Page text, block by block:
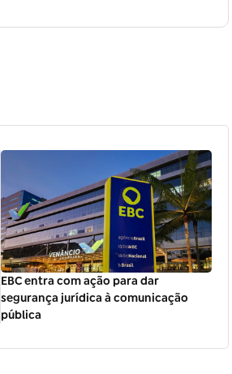
EBC entra com ação para dar
segurança jurídica à comunicação
pública